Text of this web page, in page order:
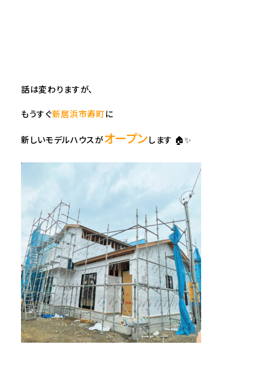
話は変わりますが、
もうすぐ新居浜市寿町に
新しいモデルハウスがオープンします 🏠✨